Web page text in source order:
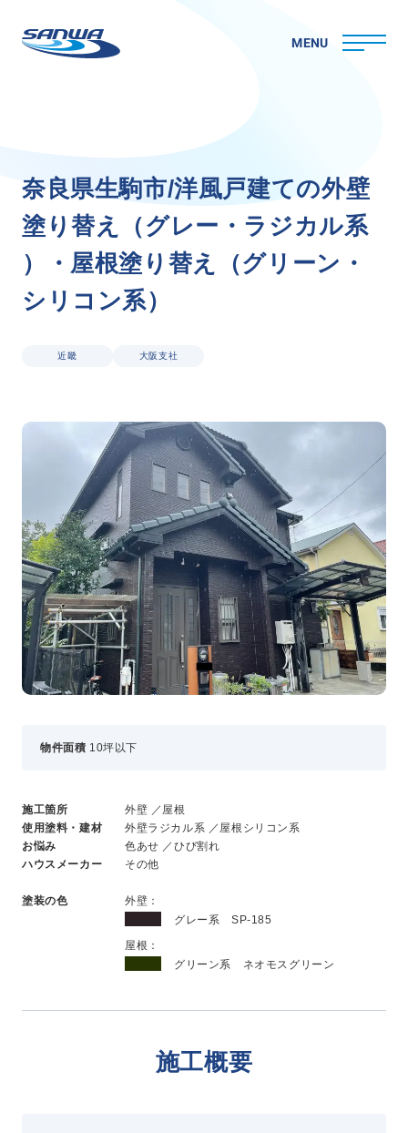
MENU
三和ペイントについて
理念
代表メッセージ
会社概要
拠点一覧
CSR
屋根塗装
いえもる
外壁のミカタ（塗り替え相談所）
住まい探しのミカタ
施工事例
外壁セルフチェック
無料点検・お見積もり
採用情報
数字でわかる三和ペイント
福利厚生・社内イベント
新卒採用
中途採用
お問い合わせ
奈良県生駒市/洋風戸建ての外壁
塗り替え （グレー ・ ラ ジカル系
）
・ 屋根塗り 替え （グ リ ーン ・
シ リ コ ン系）
近畿 大阪支社
物件面積 10坪以下
施工箇所
外壁 ／屋根
使用塗料・建材
外壁ラジカル系 ／屋根シリコン系
お悩み
色あせ ／ひび割れ
ハウスメーカー
その他
塗装の色
外壁：
グレー系 SP-185
屋根：
グリーン系 ネオモスグリーン
施工概要